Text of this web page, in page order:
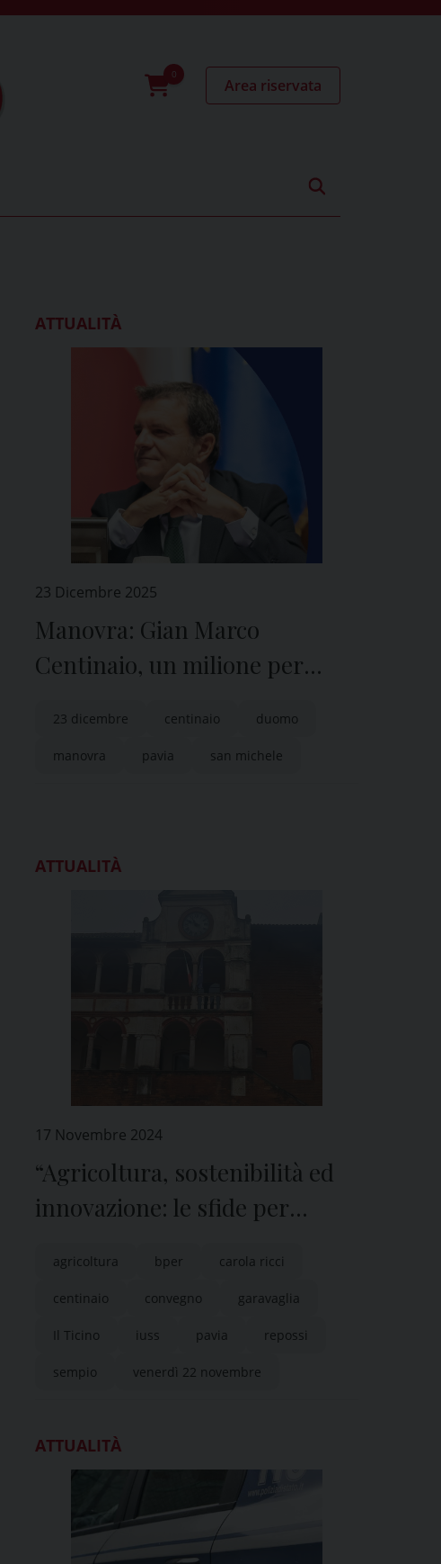
0
Area riservata
ATTUALITÀ
23 Dicembre 2025
Manovra: Gian Marco
Centinaio, un milione per
23 dicembre centinaio duomo
manovra pavia san michele
ATTUALITÀ
17 Novembre 2024
“Agricoltura, sostenibilità ed
innovazione: le sfide per
agricoltura bper carola ricci
centinaio convegno garavaglia
Il Ticino iuss pavia repossi
sempio venerdì 22 novembre
ATTUALITÀ